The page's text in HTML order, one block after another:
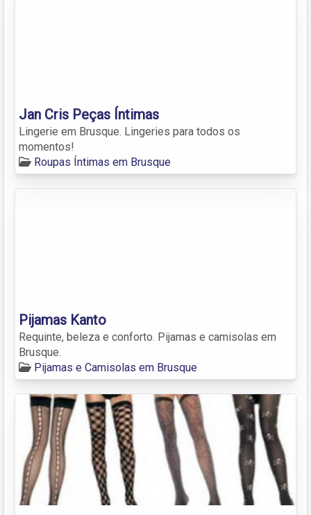
Jan Cris Peças Íntimas
Lingerie em Brusque. Lingeries para todos os
momentos!
Roupas Íntimas em Brusque
Pijamas Kanto
Requinte, beleza e conforto. Pijamas e camisolas em
Brusque.
Pijamas e Camisolas em Brusque